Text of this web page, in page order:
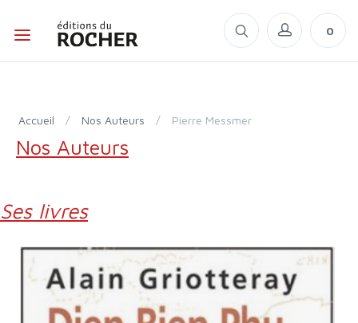
0
Accueil / Nos Auteurs / Pierre Messmer
Nos Auteurs
Ses livres